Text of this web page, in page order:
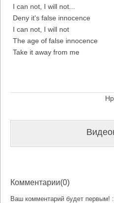
I can not, I will not...
Deny it's false innocence
I can not, I will not
The age of false innocence
Take it away from me
Комментарии(0)
Ваш комментарий будет первым!